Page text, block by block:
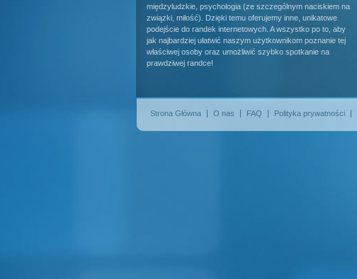
międzyludzkie, psychologia (ze szczególnym naciskiem na
związki, miłość). Dzięki temu oferujemy inne, unikatowe
podejście do randek internetowych. A wszystko po to, aby
jak najbardziej ułatwić naszym użytkownikom poznanie tej
właściwej osoby oraz umożliwić szybko spotkanie na
prawdziwej randce!
Strona Główna O nas FAQ Polityka prywatności